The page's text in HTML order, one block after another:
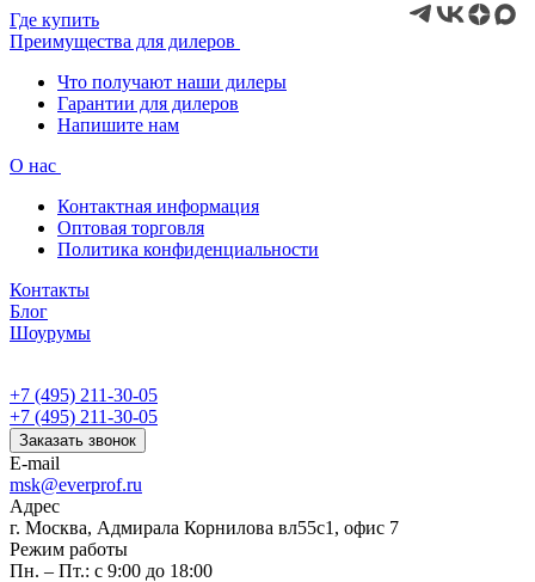
Где купить
Преимущества для дилеров
Что получают наши дилеры
Гарантии для дилеров
Напишите нам
О нас
Контактная информация
Оптовая торговля
Политика конфиденциальности
Контакты
Блог
Шоурумы
+7 (495) 211-30-05
+7 (495) 211-30-05
Заказать звонок
E-mail
msk@everprof.ru
Адрес
г. Москва, Адмирала Корнилова вл55с1, офис 7
Режим работы
Пн. – Пт.: с 9:00 до 18:00